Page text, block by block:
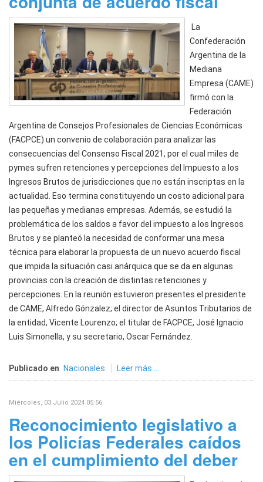
La
Confederación
Argentina de la
Mediana
Empresa (CAME)
firmó con la
Federación
Argentina de Consejos Profesionales de Ciencias Económicas
(FACPCE) un convenio de colaboración para analizar las
consecuencias del Consenso Fiscal 2021, por el cual miles de
pymes sufren retenciones y percepciones del Impuesto a los
Ingresos Brutos de jurisdicciones que no están inscriptas en la
actualidad. Eso termina constituyendo un costo adicional para
las pequeñas y medianas empresas. Además, se estudió la
problemática de los saldos a favor del impuesto a los Ingresos
Brutos y se planteó la necesidad de conformar una mesa
técnica para elaborar la propuesta de un nuevo acuerdo fiscal
que impida la situación casi anárquica que se da en algunas
provincias con la creación de distintas retenciones y
percepciones. En la reunión estuvieron presentes el presidente
de CAME, Alfredo Gónzalez; el director de Asuntos Tributarios de
la entidad, Vicente Lourenzo; el titular de FACPCE, José Ignacio
Luis Simonella, y su secretario, Oscar Fernández.
Publicado en Nacionales Leer más ...
Miércoles, 03 Julio 2024 05:56
Reconocimiento legislativo a
los Policías Federales caídos
en el cumplimiento del deber